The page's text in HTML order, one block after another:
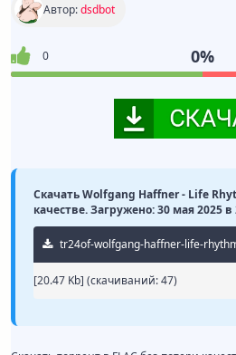
Автор:dsdbot
0 0%
Скачать Wolfgang Haffner - Life
качестве. Загружено: 30 мая 2025 в
tr24of-wolfgang-haffner-life-
[20.47 Kb] (cкачиваний: 47)